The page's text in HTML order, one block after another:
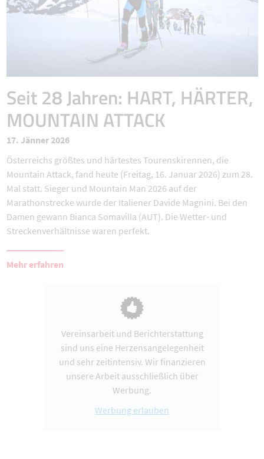
Seit 28 Jahren: HART, HÄRTER,
MOUNTAIN ATTACK
17. Jänner 2026
Österreichs größtes und härtestes Tourenskirennen, die
Mountain Attack, fand heute (Freitag, 16. Januar 2026) zum 28.
Mal statt. Sieger und Mountain Man 2026 auf der
Marathonstrecke wurde der Italiener Davide Magnini. Bei den
Damen gewann Bianca Somavilla (AUT). Die Wetter- und
Streckenverhältnisse waren perfekt.
Mehr erfahren
Vereinsarbeit und Berichterstattung
sind uns eine Herzensangelegenheit
und sehr zeitintensiv. Wir finanzieren
unsere Arbeit ausschließlich über
Werbung.
Werbung erlauben